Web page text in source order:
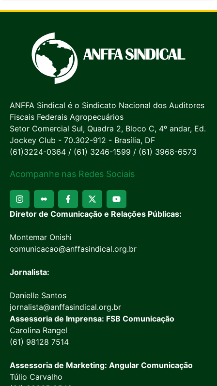
ANFFA Sindical é o Sindicato Nacional dos Auditores
Fiscais Federais Agropecuários
Setor Comercial Sul, Quadra 2, Bloco C, 4º andar, Ed.
Jockey Club - 70.302-912 - Brasília, DF
(61)3224-0364 / (61) 3246-1599 / (61) 3968-6573
Acompanhe nas Redes Sociais
Diretor de Comunicação e Relações Públicas:
Montemar Onishi
comunicacao@anffasindical.org.br
Jornalista:
Danielle Santos
jornalista@anffasindical.org.br
Assessoria de Imprensa: FSB Comunicação
Carolina Rangel
(61) 98128 7514
Assessoria de Marketing: Angular Comunicação
Túlio Carvalho